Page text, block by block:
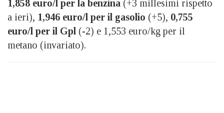
1,858 euro/l per la benzina (+3 millesimi rispetto
a ieri), 1,946 euro/l per il gasolio (+5), 0,755
euro/l per il Gpl (-2) e 1,553 euro/kg per il
metano (invariato).